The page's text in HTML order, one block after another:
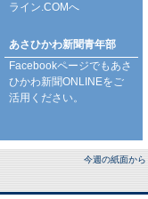
ライン.COMへ
あさひかわ新聞青年部
Facebookページでもあさ
ひかわ新聞ONLINEをご
活用ください。
今週の紙面から